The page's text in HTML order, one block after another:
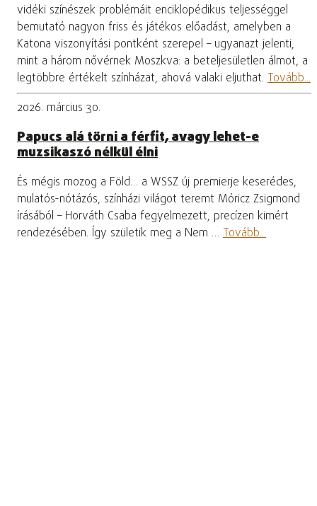
vidéki színészek problémáit enciklopédikus teljességgel
bemutató nagyon friss és játékos előadást, amelyben a
Katona viszonyítási pontként szerepel – ugyanazt jelenti,
mint a három nővérnek Moszkva: a beteljesületlen álmot, a
legtöbbre értékelt színházat, ahová valaki eljuthat. Tovább...
2026. március 30.
Papucs alá törni a férfit, avagy lehet-e
muzsikaszó nélkül élni
És mégis mozog a Föld… a WSSZ új premierje keserédes,
mulatós-nótázós, színházi világot teremt Móricz Zsigmond
írásából – Horváth Csaba fegyelmezett, precízen kimért
rendezésében. Így születik meg a Nem … Tovább...